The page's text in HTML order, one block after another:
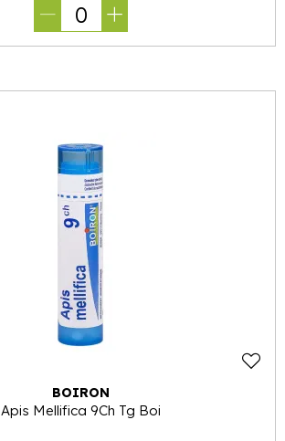
0
BOIRON
Apis Mellifica 9Ch Tg Boi